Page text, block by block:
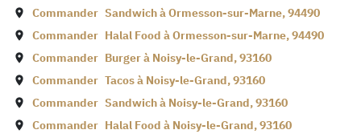
Commander Sandwich àOrmesson-sur-Marne,94490
Commander Halal Food àOrmesson-sur-Marne,94490
Commander Burger à Noisy-le-Grand,93160
Commander Tacos à Noisy-le-Grand,93160
Commander Sandwich à Noisy-le-Grand,93160
Commander Halal Food à Noisy-le-Grand,93160